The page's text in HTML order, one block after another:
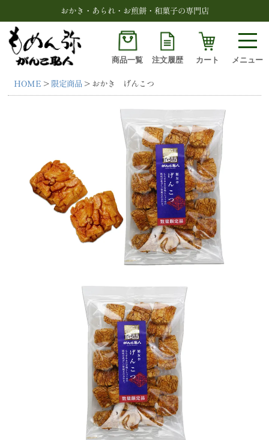
おかき・あられ・お煎餅・和菓子の専門店
商品一覧 注文履歴 カート メニュー
検索
HOME 限定商品 おかき げんこつ